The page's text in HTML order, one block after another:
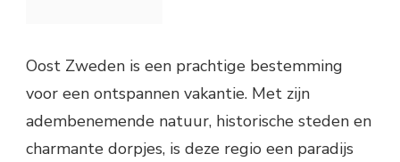
Oost Zweden is een prachtige bestemming
voor een ontspannen vakantie. Met zijn
adembenemende natuur, historische steden en
charmante dorpjes, is deze regio een paradijs